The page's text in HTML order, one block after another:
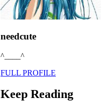
needcute
^____^
FULL PROFILE
Keep Reading